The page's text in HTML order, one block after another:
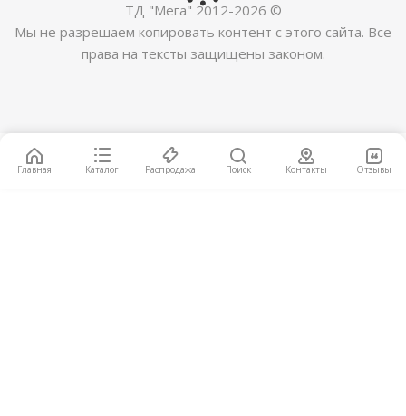
Виниловый ламинат SPC Stepton Urban ST 1118
2 060руб./м2
ТД "Мега" 2012-2026 ©
Мы не разрешаем копировать контент с этого сайта. Все
права на тексты защищены законом.
Главная Каталог Распродажа Поиск Контакты Отзывы